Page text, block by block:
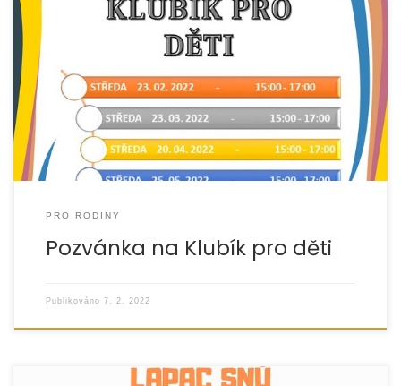
Zveme děti od 6 let z NRP do Klubíku, který se poprvé
otevře ve středu 23. 2. 2022 v prostorách organizace
EUROTOPIA v Jeseníku. Více
PRO RODINY
Pozvánka na Klubík pro děti
Publikováno 7. 2. 2022